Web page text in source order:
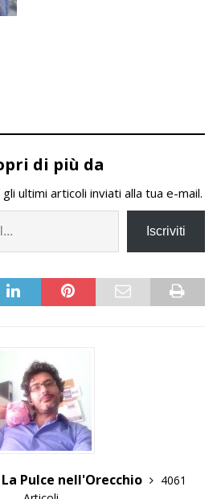
di più da
ultimi articoli inviati alla tua e-mail.
Iscriviti
Pulce nell'Orecchio
4061